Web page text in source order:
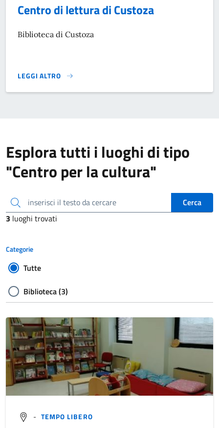
Centro di lettura di Custoza
Biblioteca di Custoza
LEGGI ALTRO
}
Esplora tutti i luoghi di tipo
"Centro per la cultura"
inserisci il testo da cercare
Cerca
3 luoghi trovati
Categorie
Tutte
Biblioteca (3)
- TEMPO LIBERO